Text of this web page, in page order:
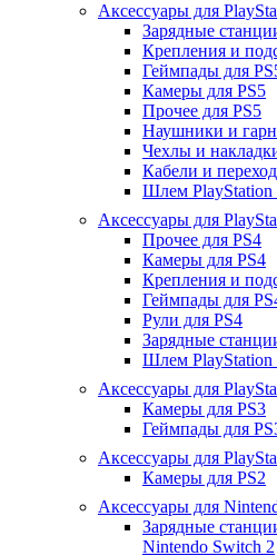
Аксессуары для
Зарядные
Крепления и
Геймпады для
Камеры для PS5
Прочее для PS5
Наушники и
Чехлы и
Кабели и
Шлем PlayStation
Аксессуары для
Прочее для PS4
Камеры для PS4
Крепления и
Геймпады для
Рули для PS4
Зарядные
Шлем PlayStation
Аксессуары для
Камеры для PS3
Геймпады для
Аксессуары для
Камеры для PS2
Аксессуары для
Зарядные
Nintendo Switch 2